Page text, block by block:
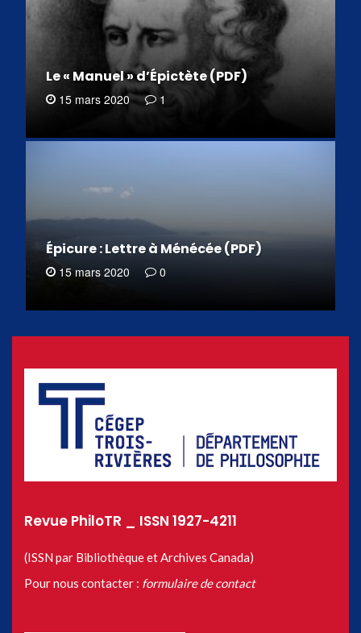
Le « Manuel » d’Épictète (PDF)
15 mars 2020 1
Épicure : Lettre à Ménécée (PDF)
15 mars 2020 0
Revue PhiloTR _ ISSN 1927-4211
(ISSN par Bibliothèque et Archives Canada)
Pour nous contacter : formulaire de contact